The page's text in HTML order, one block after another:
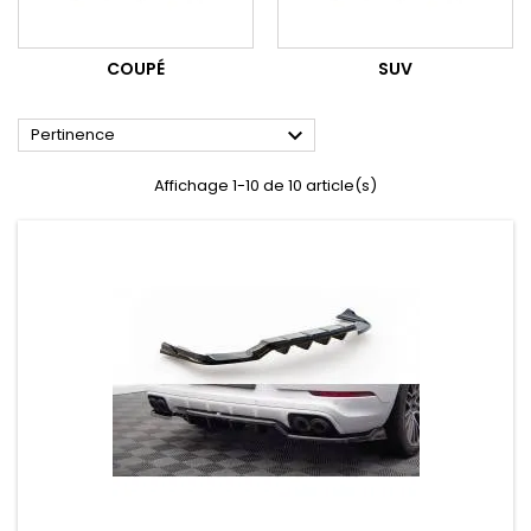
COUPÉ SUV
Pertinence 
Affichage 1-10 de 10 article(s)